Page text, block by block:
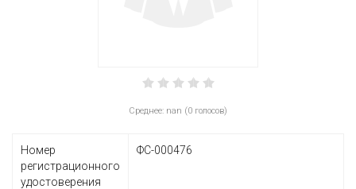
Среднее: nan (0 голосов)
Номер
регистрационного
удостоверения
ФС-000476